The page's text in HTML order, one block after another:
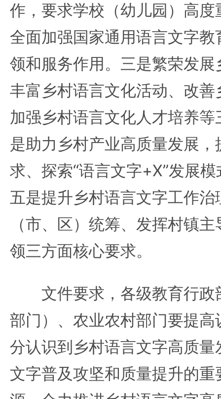
作，要求学校（幼儿园）高
全面加强国家通用语言文字
领和服务作用。三是繁荣发
丰富乡村语言文化活动、改
加强乡村语言文化人才培养
是助力乡村产业高质量发展
求、探索“语言文字+X”发展
五是提升乡村语言文字工作
（市、区）统筹、发挥村镇
领三方面核心要求。
文件要求，各级教育行政
部门）、农业农村部门要提
分认识到乡村语言文字高质
文字普及攻坚和质量提升的